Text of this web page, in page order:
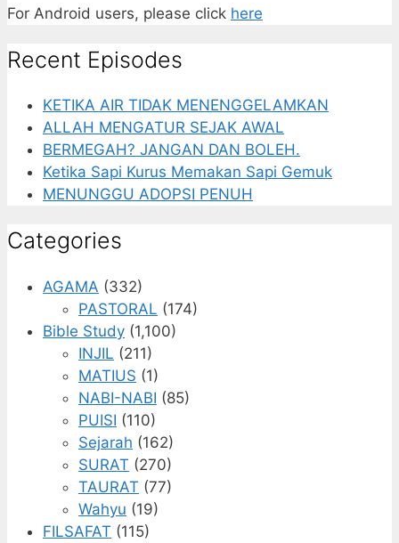
For Android users, please click here
Recent Episodes
KETIKA AIR TIDAK MENENGGELAMKAN
ALLAH MENGATUR SEJAK AWAL
BERMEGAH? JANGAN DAN BOLEH.
Ketika Sapi Kurus Memakan Sapi Gemuk
MENUNGGU ADOPSI PENUH
Categories
AGAMA (332)
PASTORAL (174)
Bible Study (1,100)
INJIL (211)
MATIUS (1)
NABI-NABI (85)
PUISI (110)
Sejarah (162)
SURAT (270)
TAURAT (77)
Wahyu (19)
FILSAFAT (115)